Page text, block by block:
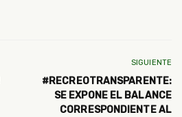
SIGUIENTE
#RECREOTRANSPARENTE:
SE EXPONE EL BALANCE
CORRESPONDIENTE AL